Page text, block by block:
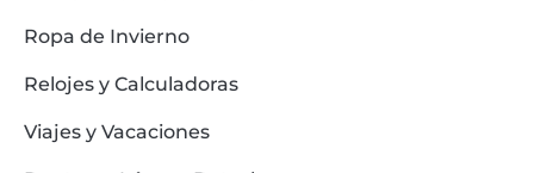
Ropa de Invierno
Relojes y Calculadoras
Viajes y Vacaciones